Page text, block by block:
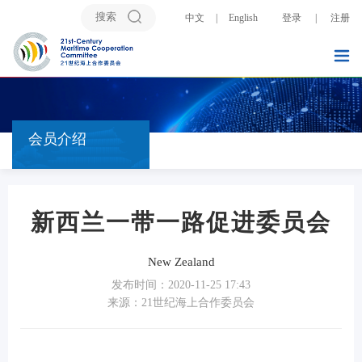
登录 注册
中文 English
会员介绍
新西兰一带一路促进委员会
New Zealand
发布时间：2020-11-25 17:43
来源：21世纪海上合作委员会